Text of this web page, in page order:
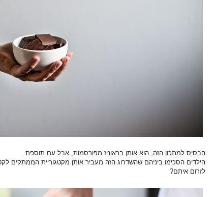
הבסיס למתכון הזה, הוא אותן בראוניז מפורסמות, אבל עם תוספת.
הילדים הסכימו ביניהם שהשדרוג הזה מעביר אותן מקטגוריית הממתקים
לזרום איתם?